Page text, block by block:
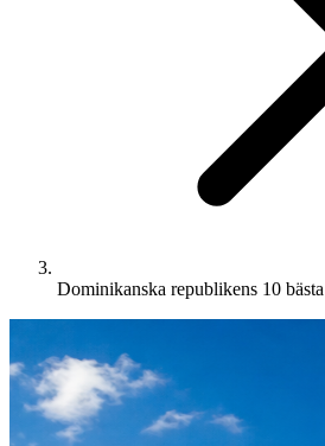
Dominikanska republikens 10